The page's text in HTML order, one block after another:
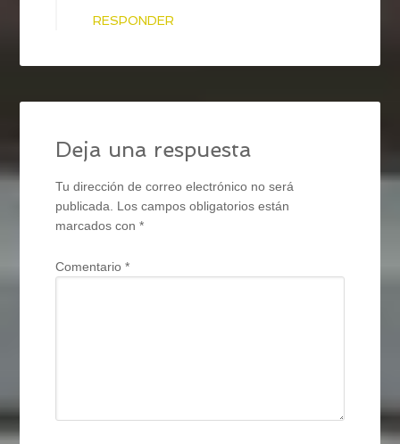
RESPONDER
Deja una respuesta
Tu dirección de correo electrónico no será
publicada. Los campos obligatorios están
marcados con*
Comentario*